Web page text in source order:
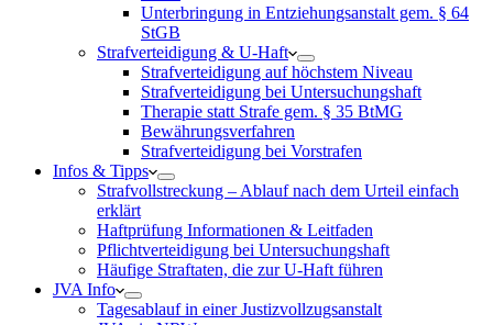
Unterbringung in Entziehungsanstalt gem. § 64
StGB
Strafverteidigung & U-Haft
Strafverteidigung auf höchstem Niveau
Strafverteidigung bei Untersuchungshaft
Therapie statt Strafe gem. § 35 BtMG
Bewährungsverfahren
Strafverteidigung bei Vorstrafen
Infos & Tipps
Strafvollstreckung – Ablauf nach dem Urteil einfach
erklärt
Haftprüfung Informationen & Leitfaden
Pflichtverteidigung bei Untersuchungshaft
Häufige Straftaten, die zur U-Haft führen
JVA Info
Tagesablauf in einer Justizvollzugsanstalt